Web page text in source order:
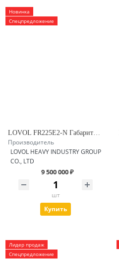
Новинка
Спецпредложение
Производитель
LOVOL HEAVY INDUSTRY GROUP
CO., LTD
9 500 000 ₽
шт
Купить
Лидер продаж
Спецпредложение